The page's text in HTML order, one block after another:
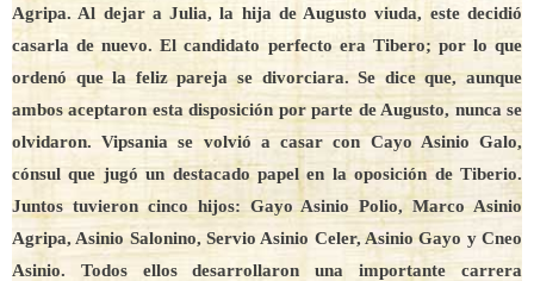
Agripa. Al dejar a Julia, la hija de Augusto viuda, este decidió
casarla de nuevo. El candidato perfecto era Tibero; por lo que
ordenó que la feliz pareja se divorciara. Se dice que, aunque
ambos aceptaron esta disposición por parte de Augusto, nunca se
olvidaron. Vipsania se volvió a casar con Cayo Asinio Galo,
cónsul que jugó un destacado papel en la oposición de Tiberio.
Juntos tuvieron cinco hijos: Gayo Asinio Polio, Marco Asinio
Agripa, Asinio Salonino, Servio Asinio Celer, Asinio Gayo y Cneo
Asinio. Todos ellos desarrollaron una importante carrera